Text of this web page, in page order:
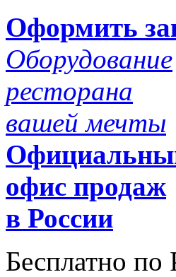
Оформить
Оборудование
ресторана
вашей мечты
офис продаж
в России
Бесплатно по